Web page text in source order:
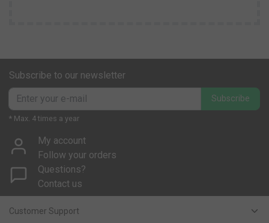
Subscribe to our newsletter
Subscribe
* Max. 4 times a year
My account
Follow your orders
Questions?
Contact us
Customer Support